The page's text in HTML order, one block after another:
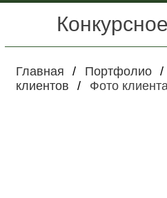
Главная Портфолио
клиентов
Фото